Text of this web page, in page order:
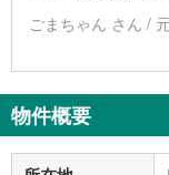
ごまちゃん さん /
物件概要